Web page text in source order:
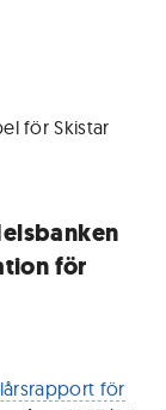
för Skistar
för
för